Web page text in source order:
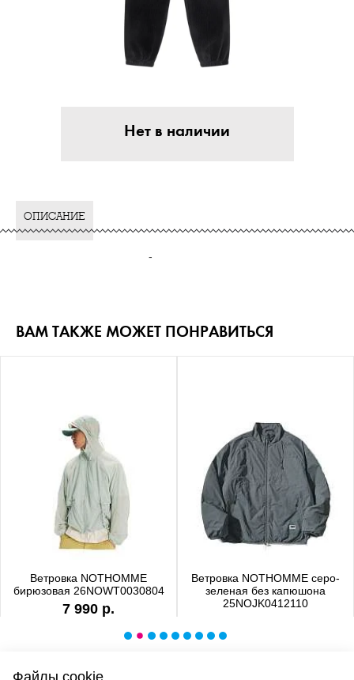
Нет в наличии
ОПИСАНИЕ
-
ВАМ ТАКЖЕ МОЖЕТ ПОНРАВИТЬСЯ
Ветровка NOTHOMME
бирюзовая 26NOWT0030804
7 990 р.
Ветровка NOTHOMME серо-
зеленая без капюшона
25NOJK0412110
Файлы cookie